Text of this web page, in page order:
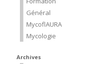
Général
MycoflAURA
Mycologie
Archives